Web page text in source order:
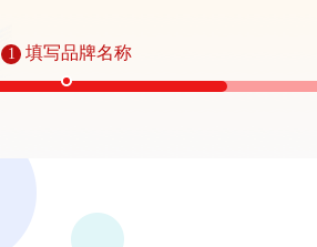
1 填写品牌名称